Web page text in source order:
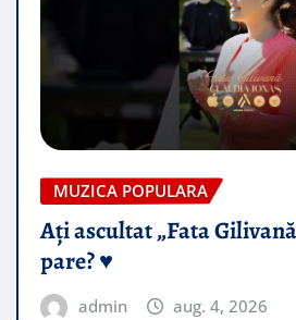
MUZICA POPULARA
Ați ascultat „Fata
pare? ♥️
admin aug. 4, 2026